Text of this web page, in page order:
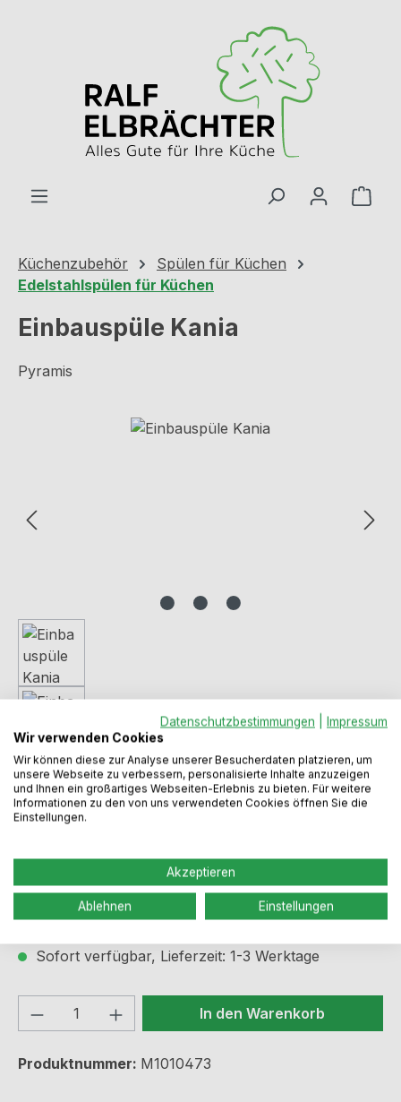
Küchenzubehör
Spülen für Küchen
Edelstahlspülen für Küchen
Einbauspüle Kania
Pyramis
Bildergalerie überspringen
Preise inkl. MwSt. zzgl. Versandkosten
Sofort verfügbar, Lieferzeit: 1-3 Werktage
Produkt Anzahl: Gib denIn den Warenkorb
Produktnummer: M1010473
Datenschutzbestimmungen
Impressum
Wir verwenden Cookies
Wir können diese zur Analyse unserer Besucherdaten platzieren, um
unsere Webseite zu verbessern, personalisierte Inhalte anzuzeigen
und Ihnen ein großartiges Webseiten-Erlebnis zu bieten. Für weitere
Informationen zu den von uns verwendeten Cookies öffnen Sie die
Einstellungen.
Akzeptieren
Ablehnen Einstellungen